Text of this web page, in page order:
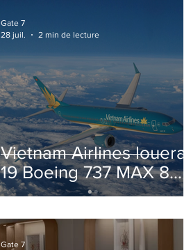
Vietnam Airlines louera
19 Boeing 737 MAX 8
pour accélérer la
flotte
Gate 7
28 juil.
2 min de lecture
Gate 7